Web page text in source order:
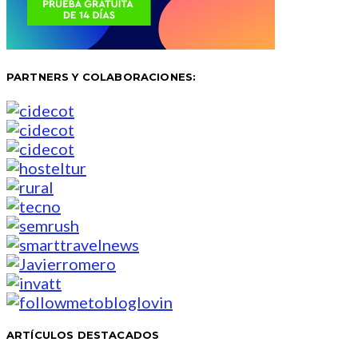
PARTNERS Y COLABORACIONES:
ARTÍCULOS DESTACADOS